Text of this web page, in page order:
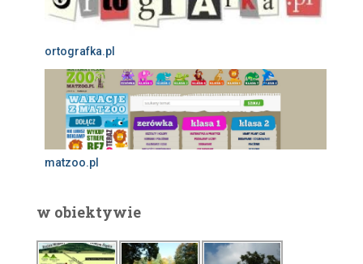
ortografka.pl
matzoo.pl
w obiektywie